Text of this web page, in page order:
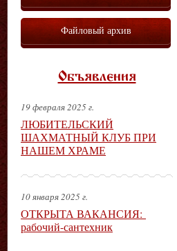
Файловый архив
Объявления
19 февраля 2025 г.
ЛЮБИТЕЛЬСКИЙ
ШАХМАТНЫЙ КЛУБ ПРИ
НАШЕМ ХРАМЕ
10 января 2025 г.
ОТКРЫТА ВАКАНСИЯ:
рабочий-сантехник